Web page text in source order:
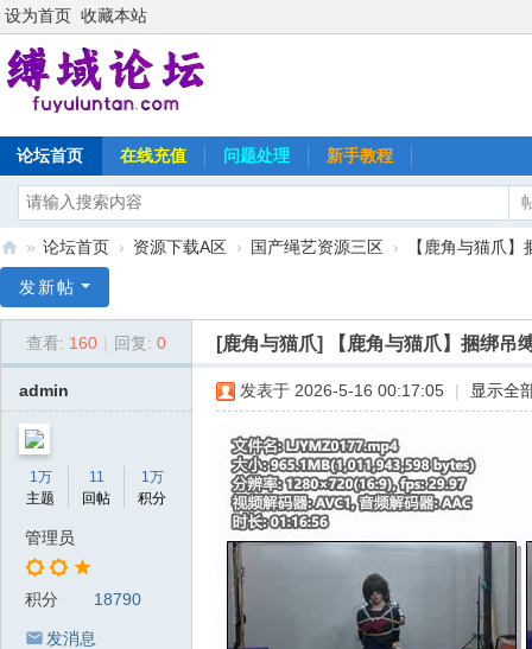
设为首页 收藏本站
论坛首页 在线充值 问题处理 新手教程
域
» 论坛首页 › 资源下载A区 › 国产绳艺资源三区 › 【鹿角与猫爪
发新帖
查看: 160 回复: 0 [鹿角与猫爪] 【鹿角与猫爪】捆绑
admin
1万
主题
11
回帖
1万
积分
管理员
积分 18790
发消息
发表于 2026-5-16 00:17:05 显示全